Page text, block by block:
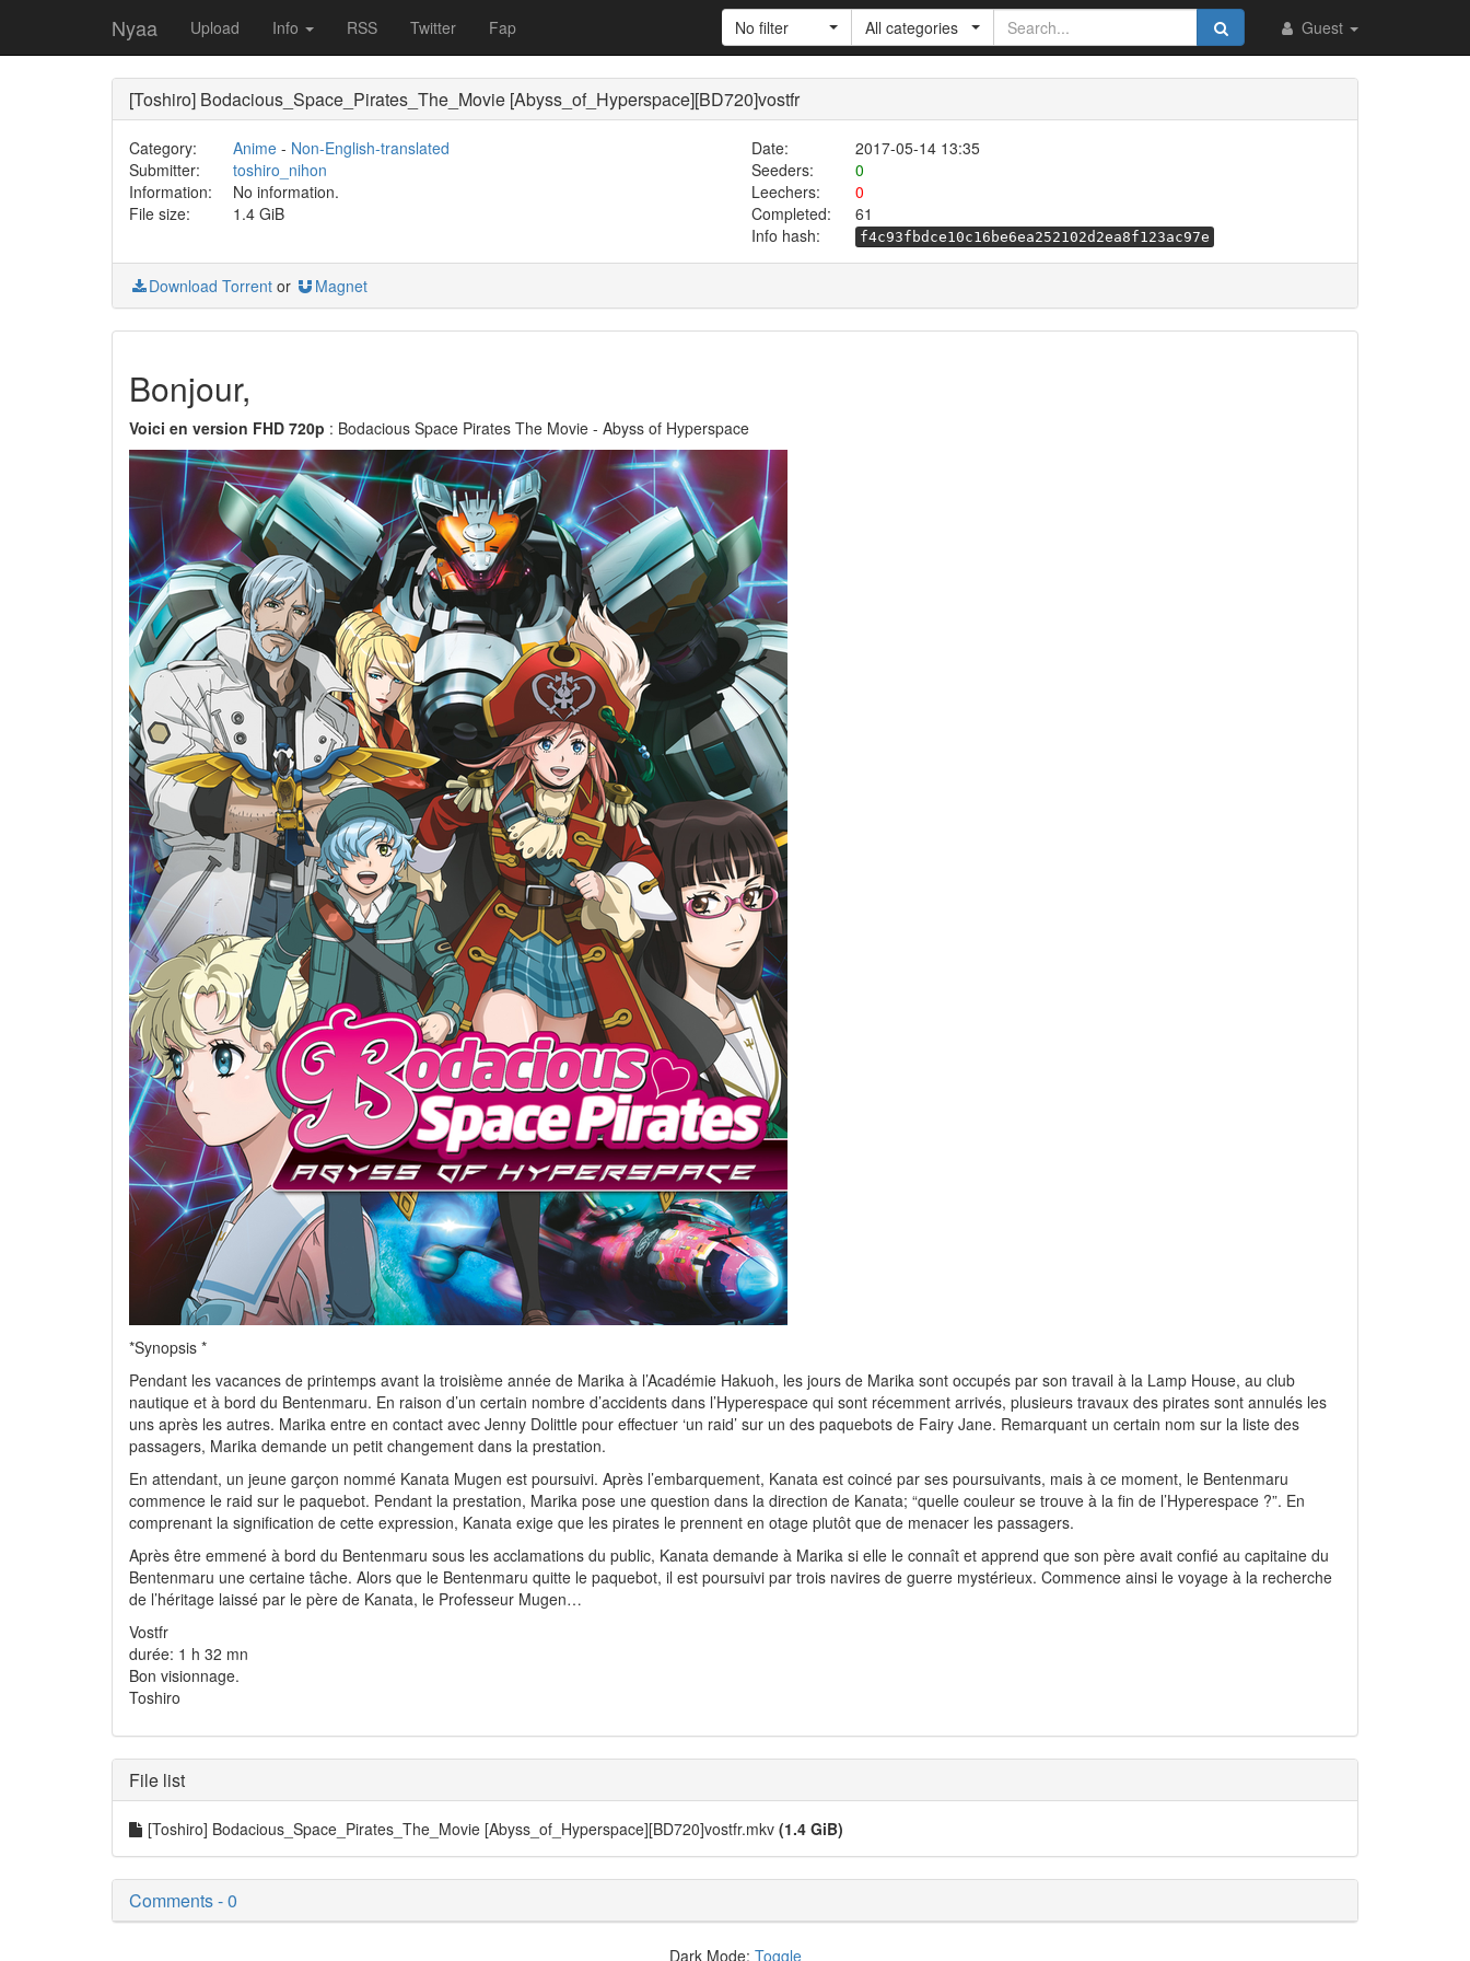
Nyaa Upload Info RSS Twitter Fap Guest
No filter All categories
[Toshiro] Bodacious_Space_Pirates_The_Movie [Abyss_of_Hyperspace][BD720]vostfr
Category: Anime- Non-English-translated Date:
2017-05-14 13:35
Submitter:
toshiro_nihon Seeders:
0
Information:
No information. Leechers:
0
File size:
1.4 GiB Completed:
61
Info hash:
f4c93fbdce10c16be6ea252102d2ea8f123ac97e
Download Torrent or Magnet
Bonjour,
Voici en version FHD 720p : Bodacious Space Pirates The Movie - Abyss of Hyperspace
*Synopsis *
Pendant les vacances de printemps avant la troisième année de Marika à l’Académie Hakuoh, les jours de Marika sont occupés par son travail à la Lamp House, au club
nautique et à bord du Bentenmaru. En raison d’un certain nombre d’accidents dans l’Hyperespace qui sont récemment arrivés, plusieurs travaux des pirates sont annulés les
uns après les autres. Marika entre en contact avec Jenny Dolittle pour effectuer ‘un raid’ sur un des paquebots de Fairy Jane. Remarquant un certain nom sur la liste des
passagers, Marika demande un petit changement dans la prestation.
En attendant, un jeune garçon nommé Kanata Mugen est poursuivi. Après l’embarquement, Kanata est coincé par ses poursuivants, mais à ce moment, le Bentenmaru
commence le raid sur le paquebot. Pendant la prestation, Marika pose une question dans la direction de Kanata; “quelle couleur se trouve à la fin de l’Hyperespace ?”. En
comprenant la signification de cette expression, Kanata exige que les pirates le prennent en otage plutôt que de menacer les passagers.
Après être emmené à bord du Bentenmaru sous les acclamations du public, Kanata demande à Marika si elle le connaît et apprend que son père avait confié au capitaine du
Bentenmaru une certaine tâche. Alors que le Bentenmaru quitte le paquebot, il est poursuivi par trois navires de guerre mystérieux. Commence ainsi le voyage à la recherche
de l’héritage laissé par le père de Kanata, le Professeur Mugen…
Vostfr
durée: 1 h 32 mn
Bon visionnage.
Toshiro
File list
[Toshiro] Bodacious_Space_Pirates_The_Movie [Abyss_of_Hyperspace][BD720]vostfr.mkv (1.4 GiB)
Comments - 0
Dark Mode: Toggle